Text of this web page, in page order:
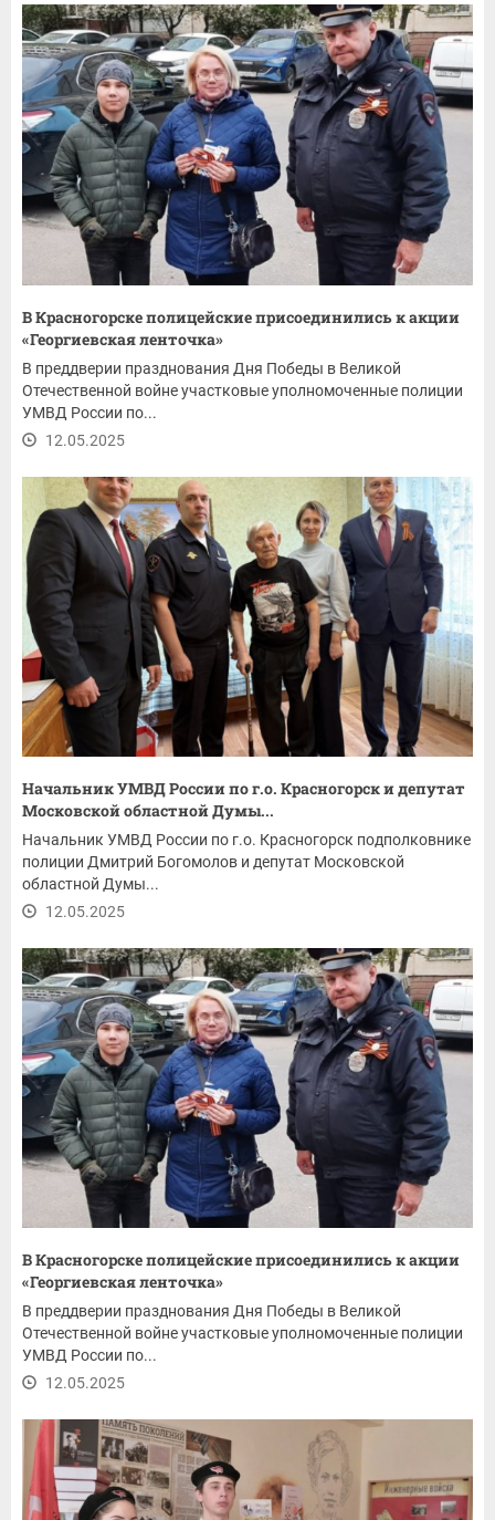
В Красногорске полицейские присоединились к акции
«Георгиевская ленточка»
В преддверии празднования Дня Победы в Великой
Отечественной войне участковые уполномоченные полиции
УМВД России по...
12.05.2025
Начальник УМВД России по г.о. Красногорск и депутат
Московской областной Думы...
Начальник УМВД России по г.о. Красногорск подполковнике
полиции Дмитрий Богомолов и депутат Московской
областной Думы...
12.05.2025
В Красногорске полицейские присоединились к акции
«Георгиевская ленточка»
В преддверии празднования Дня Победы в Великой
Отечественной войне участковые уполномоченные полиции
УМВД России по...
12.05.2025